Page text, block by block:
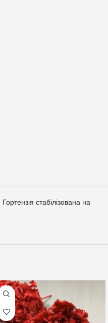
Гортензія стабілізована на